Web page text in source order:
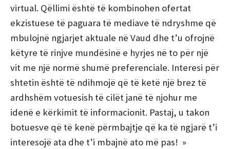
virtual. Qëllimi është të kombinohen ofertat
ekzistuese të paguara të mediave të ndryshme që
mbulojnë ngjarjet aktuale në Vaud dhe t’u ofrojnë
këtyre të rinjve mundësinë e hyrjes në to për një
vit me një normë shumë preferenciale. Interesi për
shtetin është të ndihmojë që të ketë një brez të
ardhshëm votuesish të cilët janë të njohur me
idenë e kërkimit të informacionit. Pastaj, u takon
botuesve që të kenë përmbajtje që ka të ngjarë t’i
interesojë ata dhe t’i mbajnë ato më pas! »